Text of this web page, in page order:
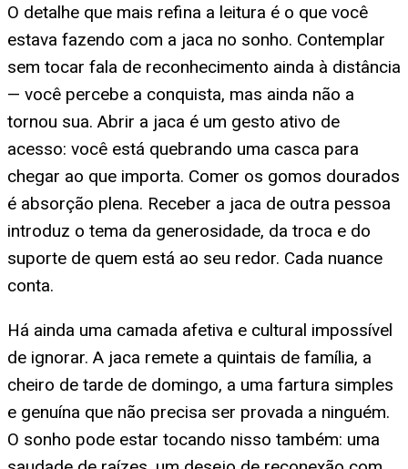
O detalhe que mais refina a leitura é o que você
estava fazendo com a jaca no sonho. Contemplar
sem tocar fala de reconhecimento ainda à distância
— você percebe a conquista, mas ainda não a
tornou sua. Abrir a jaca é um gesto ativo de
acesso: você está quebrando uma casca para
chegar ao que importa. Comer os gomos dourados
é absorção plena. Receber a jaca de outra pessoa
introduz o tema da generosidade, da troca e do
suporte de quem está ao seu redor. Cada nuance
conta.
Há ainda uma camada afetiva e cultural impossível
de ignorar. A jaca remete a quintais de família, a
cheiro de tarde de domingo, a uma fartura simples
e genuína que não precisa ser provada a ninguém.
O sonho pode estar tocando nisso também: uma